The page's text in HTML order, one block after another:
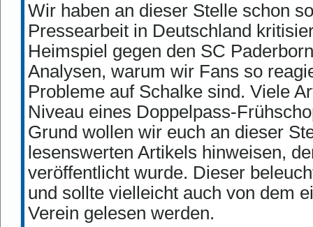
Wir haben an dieser Stelle schon
Pressearbeit in Deutschland
Heimspiel gegen den SC
Analysen, warum wir Fans so
Probleme auf Schalke sind. Viele
Niveau eines Doppelpass-
Grund wollen wir euch an dieser
lesenswerten Artikels hinweisen,
veröffentlicht wurde. Dieser
und sollte vielleicht auch von dem
Verein gelesen werden.